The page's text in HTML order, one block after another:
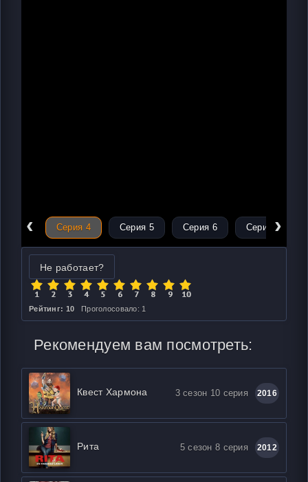
‹
3 Серия 4 Серия 5 Серия 6 Серия 7
›
Не работает?
Рейтинг: 10 Проголосовало: 1
Рекомендуем вам посмотреть:
Квест Хармона 3 сезон 10 серия 2016
Рита 5 сезон 8 серия 2012